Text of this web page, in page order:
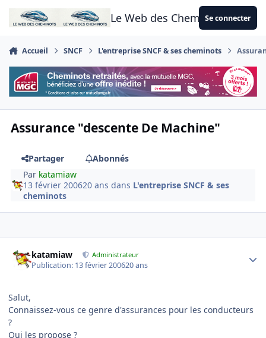
Aller au contenu
Le Web des CheminotsSe connecter
Accueil SNCF L'entreprise SNCF & ses cheminots
Assurance "descente De Machine"
Partager
Abonnés
Par katamiaw
13 février 200620 ans dans L'entreprise SNCF & ses
cheminots
katamiaw Administrateur
Publication: 13 février 200620 ans
Salut,
Connaissez-vous ce genre d'assurances pour les conducteurs
?
Qui les propose ?